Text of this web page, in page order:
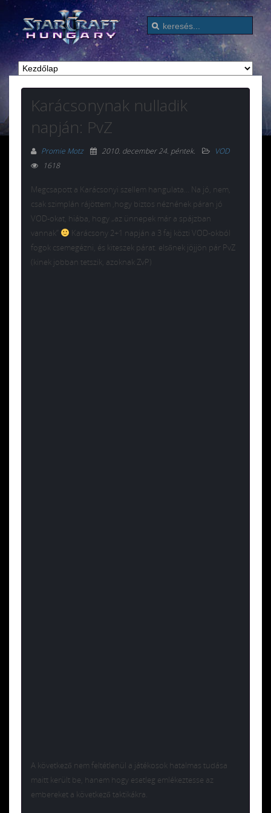
Karácsonynak nulladik
napján: PvZ
Promie Motz 2010. december 24. péntek.
VOD
1618
Megcsapott a Karácsonyi szellem hangulata… Na jó, nem,
csak szimplán rájöttem ,hogy biztos néznének páran jó
VOD-okat, hiába, hogy „az ünnepek már a spájzban
vannak”
Karácsony 2+1 napján a 3 faj közti VOD-okból
fogok csemegézni, és kiteszek párat. elsőnek jöjjön pár PvZ
(kinek jobban tetszik, azoknak ZvP)
A következő nem feltétlenül a játékosok hatalmas tudása
maitt került be, hanem hogy esetleg emlékeztesse az
embereket a következő taktikákra.